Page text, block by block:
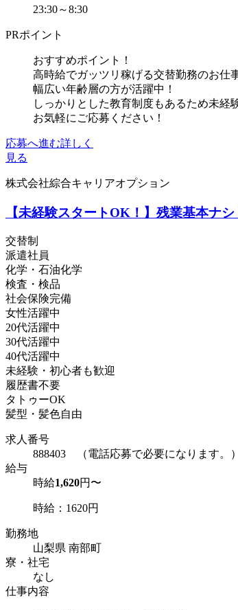
23:30～8:30
PRポイント
おすすめポイント！
高時給でガッツリ稼げる交替勤務のお仕
幅広い年齢層の方が活躍中！
しっかりとした教育制度もあるため未経
お気軽にご応募ください！
応募へ進む詳しく
見る
株式会社綜合キャリアオプション
【未経験スタートOK！】残業基本ナ
交替制
派遣社員
化学・石油化学
検査・検品
社会保険完備
女性活躍中
20代活躍中
30代活躍中
40代活躍中
未経験・初心者も歓迎
履歴書不要
タトゥーOK
髪型・髪色自由
求人番号
888403 （電話応募で必要になります。）
給与
時給1,620円〜
時給：1620円
勤務地
山梨県 南部町
寮・社宅
なし
仕事内容